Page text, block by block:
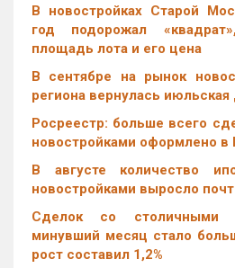
В новостройках Старой
год подорожал
площадь лота и его цена
В сентябре на рынок
региона вернулась
Росреестр: больше всего
новостройками оформлено в
В августе количество
новостройками выросло
Cделок со столичными
минувший месяц стало
рост составил 1,2%